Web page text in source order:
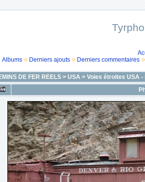
Albums
Derniers ajouts Derniers commentaires
DE FER REELS> USA > Voies étroites USA